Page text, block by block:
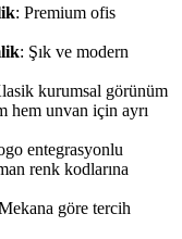
: Premium ofis
: Şık ve modern
kurumsal görünüm
hem unvan için ayrı
entegrasyonlu
renk kodlarına
göre tercih